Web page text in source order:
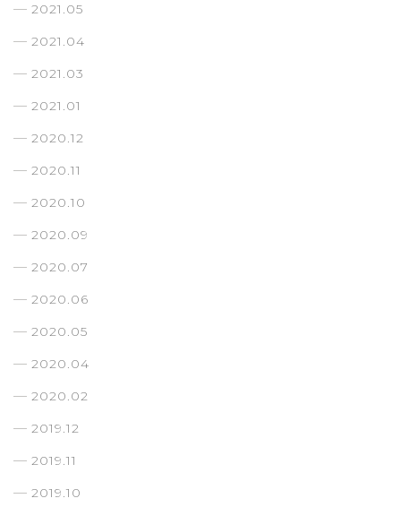
2021.05
2021.04
2021.03
2021.01
2020.12
2020.11
2020.10
2020.09
2020.07
2020.06
2020.05
2020.04
2020.02
2019.12
2019.11
2019.10